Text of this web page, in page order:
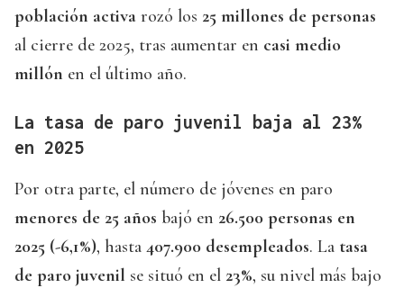
población activa rozó los 25 millones de personas
al cierre de 2025, tras aumentar en casi medio
millón en el último año.
La tasa de paro juvenil baja al 23%
en 2025
Por otra parte, el número de jóvenes en paro
menores de 25 años bajó en 26.500 personas en
2025 (-6,1%), hasta 407.900 desempleados. La tasa
de paro juvenil se situó en el 23%, su nivel más bajo